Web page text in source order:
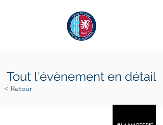
Tout l'évènement en détail
< Retour